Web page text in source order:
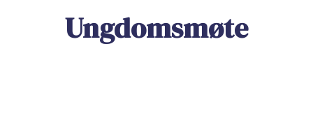
Ungdomsmøte